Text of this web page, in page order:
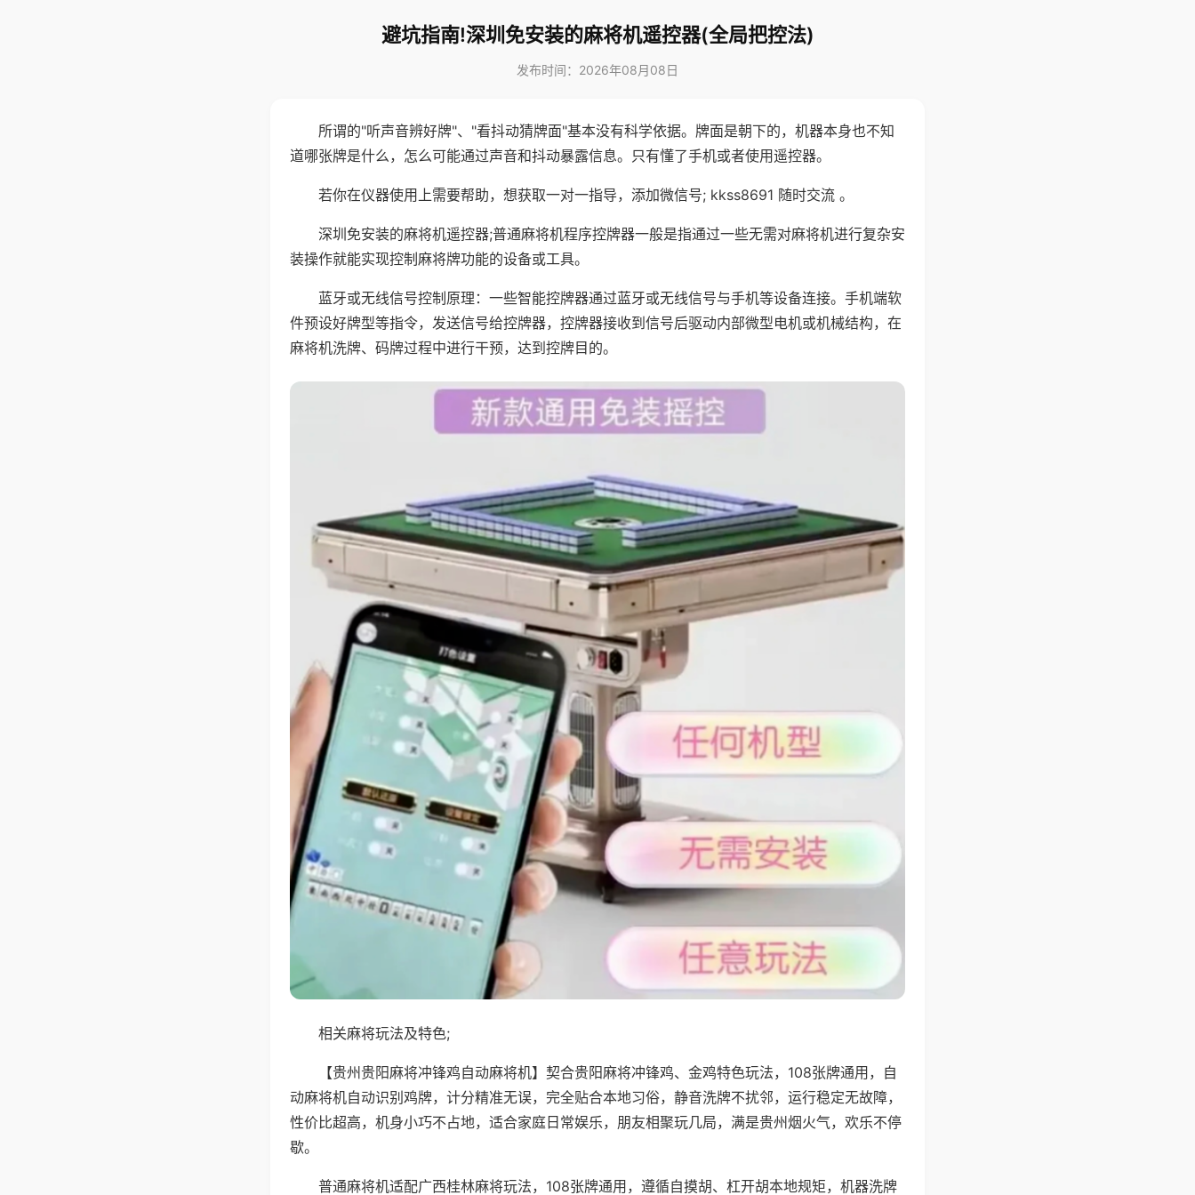
避坑指南!深圳免安装的麻将机遥控器(全局把控法)
发布时间：2026年08月08日
所谓的"听声音辨好牌"、"看抖动猜牌面"基本没有科学依据。牌面是朝下的，机器本身也不知
道哪张牌是什么，怎么可能通过声音和抖动暴露信息。只有懂了手机或者使用遥控器。
若你在仪器使用上需要帮助，想获取一对一指导，添加微信号; kkss8691 随时交流 。
深圳免安装的麻将机遥控器;普通麻将机程序控牌器一般是指通过一些无需对麻将机进行复杂安
装操作就能实现控制麻将牌功能的设备或工具。
蓝牙或无线信号控制原理：一些智能控牌器通过蓝牙或无线信号与手机等设备连接。手机端软
件预设好牌型等指令，发送信号给控牌器，控牌器接收到信号后驱动内部微型电机或机械结构，在
麻将机洗牌、码牌过程中进行干预，达到控牌目的。
相关麻将玩法及特色;
【贵州贵阳麻将冲锋鸡自动麻将机】契合贵阳麻将冲锋鸡、金鸡特色玩法，108张牌通用，自
动麻将机自动识别鸡牌，计分精准无误，完全贴合本地习俗，静音洗牌不扰邻，运行稳定无故障，
性价比超高，机身小巧不占地，适合家庭日常娱乐，朋友相聚玩几局，满是贵州烟火气，欢乐不停
歇。
普通麻将机适配广西桂林麻将玩法，108张牌通用，遵循自摸胡、杠开胡本地规矩，机器洗牌